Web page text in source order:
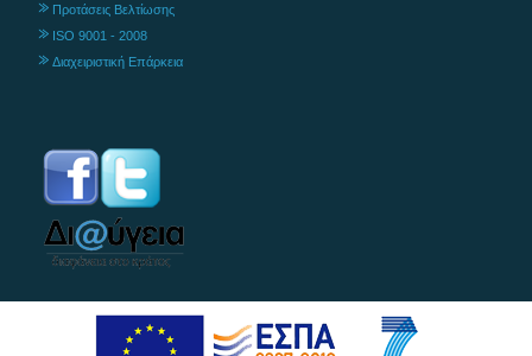
Προτάσεις Βελτίωσης
ISO 9001 - 2008
Διαχειριστική Επάρκεια